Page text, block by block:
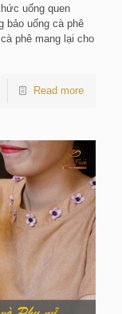
uống quen
bảo uống cà phê
phê mang lại cho
Read more